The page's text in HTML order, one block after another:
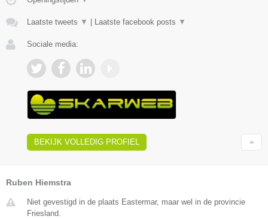
Laatste tweets ▼ Laatste facebook posts ▼
Sociale media:
BEKIJK VOLLEDIG PROFIEL
Ruben Hiemstra
Niet gevestigd in de plaats Eastermar, maar wel in de provincie
Friesland.